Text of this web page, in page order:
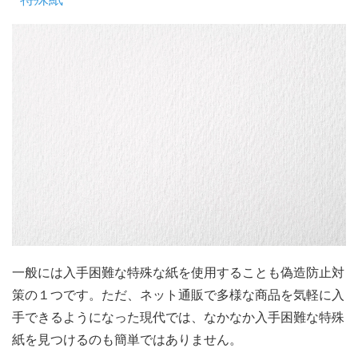
一般には入手困難な特殊な紙を使用することも偽造防止対
策の１つです。ただ、ネット通販で多様な商品を気軽に入
手できるようになった現代では、なかなか入手困難な特殊
紙を見つけるのも簡単ではありません。